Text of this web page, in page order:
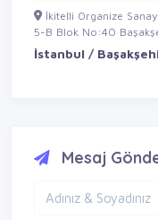
İkitelli Organize
5-B Blok No:40
İstanbul /
Mesaj